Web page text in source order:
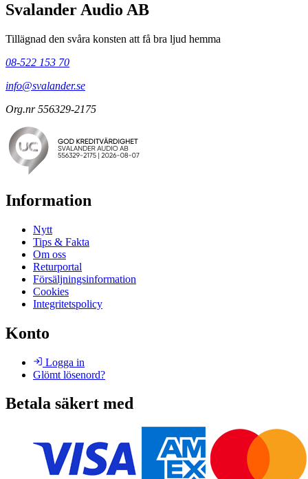
Svalander Audio AB
Tillägnad den svåra konsten att få bra ljud hemma
08-522 153 70
info@svalander.se
Org.nr 556329-2175
Information
Nytt
Tips & Fakta
Om oss
Returportal
Försäljningsinformation
Cookies
Integritetspolicy
Konto
Logga in
Glömt lösenord?
Betala säkert med